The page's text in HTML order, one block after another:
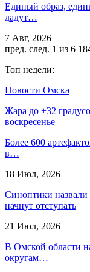
Единый образ,
дадут…
7 Авг, 2026
пред. след. 1 из 6
Топ недели:
Новости Омска
Жара до +32
воскресенье
Более 600
в…
18 Июл, 2026
Синоптики назвали
начнут отступать
21 Июл, 2026
В Омской области
округам…